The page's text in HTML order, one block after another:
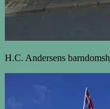
H.C. Andersens